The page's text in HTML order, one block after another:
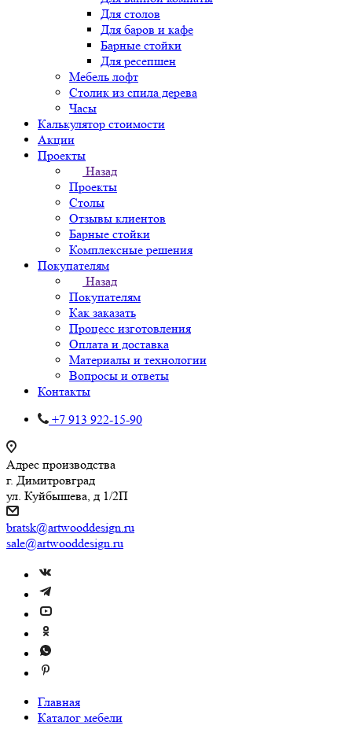
Для столов
Для баров и кафе
Барные стойки
Для ресепшен
Мебель лофт
Столик из спила дерева
Часы
Калькулятор стоимости
Акции
Проекты
Назад
Проекты
Столы
Отзывы клиентов
Барные стойки
Комплексные решения
Покупателям
Назад
Покупателям
Как заказать
Процесс изготовления
Оплата и доставка
Материалы и технологии
Вопросы и ответы
Контакты
+7 913 922-15-90
Адрес производства
г. Димитровград
ул. Куйбышева, д 1/2П
bratsk@artwooddesign.ru
sale@artwooddesign.ru
Главная
Каталог мебели